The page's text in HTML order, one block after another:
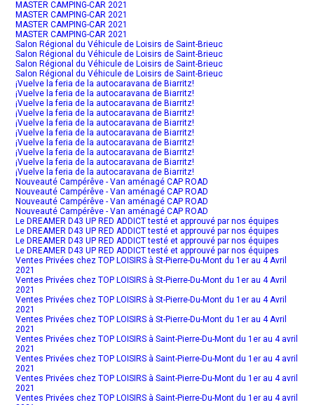
MASTER CAMPING-CAR 2021
MASTER CAMPING-CAR 2021
MASTER CAMPING-CAR 2021
MASTER CAMPING-CAR 2021
Salon Régional du Véhicule de Loisirs de Saint-Brieuc
Salon Régional du Véhicule de Loisirs de Saint-Brieuc
Salon Régional du Véhicule de Loisirs de Saint-Brieuc
Salon Régional du Véhicule de Loisirs de Saint-Brieuc
¡Vuelve la feria de la autocaravana de Biarritz!
¡Vuelve la feria de la autocaravana de Biarritz!
¡Vuelve la feria de la autocaravana de Biarritz!
¡Vuelve la feria de la autocaravana de Biarritz!
¡Vuelve la feria de la autocaravana de Biarritz!
¡Vuelve la feria de la autocaravana de Biarritz!
¡Vuelve la feria de la autocaravana de Biarritz!
¡Vuelve la feria de la autocaravana de Biarritz!
¡Vuelve la feria de la autocaravana de Biarritz!
¡Vuelve la feria de la autocaravana de Biarritz!
Nouveauté Campérêve - Van aménagé CAP ROAD
Nouveauté Campérêve - Van aménagé CAP ROAD
Nouveauté Campérêve - Van aménagé CAP ROAD
Nouveauté Campérêve - Van aménagé CAP ROAD
Le DREAMER D43 UP RED ADDICT testé et approuvé par nos équipes
Le DREAMER D43 UP RED ADDICT testé et approuvé par nos équipes
Le DREAMER D43 UP RED ADDICT testé et approuvé par nos équipes
Le DREAMER D43 UP RED ADDICT testé et approuvé par nos équipes
Ventes Privées chez TOP LOISIRS à St-Pierre-Du-Mont du 1er au 4 Avril
2021
Ventes Privées chez TOP LOISIRS à St-Pierre-Du-Mont du 1er au 4 Avril
2021
Ventes Privées chez TOP LOISIRS à St-Pierre-Du-Mont du 1er au 4 Avril
2021
Ventes Privées chez TOP LOISIRS à St-Pierre-Du-Mont du 1er au 4 Avril
2021
Ventes Privées chez TOP LOISIRS à Saint-Pierre-Du-Mont du 1er au 4 avril
2021
Ventes Privées chez TOP LOISIRS à Saint-Pierre-Du-Mont du 1er au 4 avril
2021
Ventes Privées chez TOP LOISIRS à Saint-Pierre-Du-Mont du 1er au 4 avril
2021
Ventes Privées chez TOP LOISIRS à Saint-Pierre-Du-Mont du 1er au 4 avril